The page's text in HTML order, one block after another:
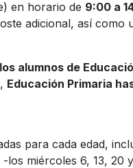
en horario de 9:00 a
adicional, así como
alumnos de
Educación Primaria
para cada edad,
los miércoles 6, 13, 20